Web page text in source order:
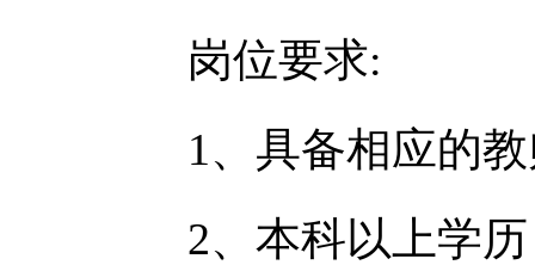
岗位要求:
1、具备相应的
2、本科以上学